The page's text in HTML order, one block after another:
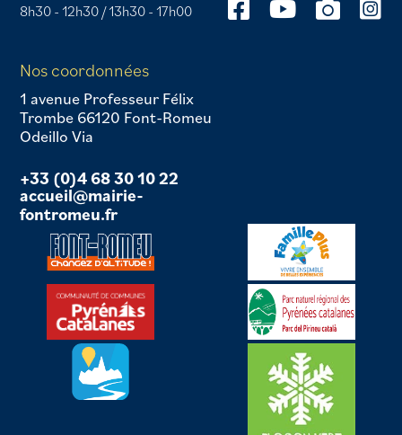
8h30 - 12h30 / 13h30 - 17h00
Nos coordonnées
1 avenue Professeur Félix
Trombe 66120 Font-Romeu
Odeillo Via
+33 (0)4 68 30 10 22
accueil@mairie-
fontromeu.fr